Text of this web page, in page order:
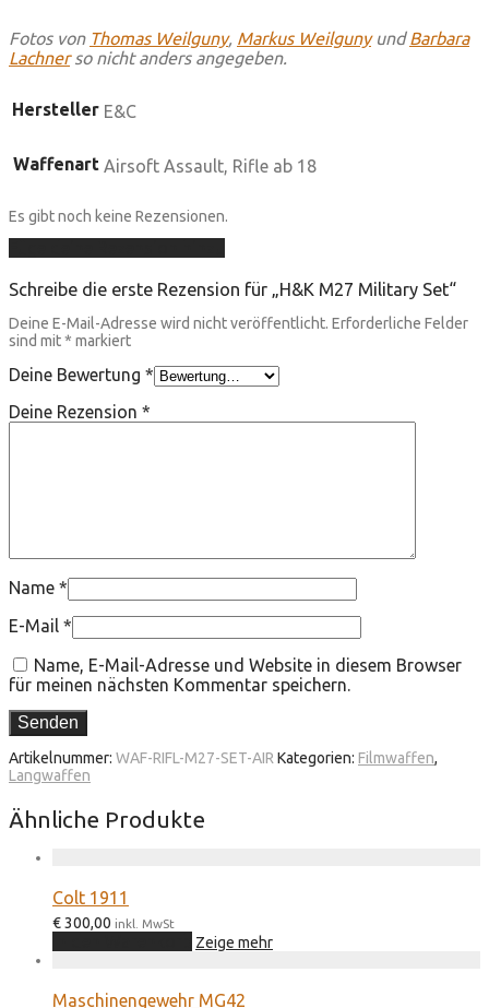
Fotos von Thomas Weilguny, Markus WeilgunyundBarbara
Lachnerso nicht anders angegeben.
Hersteller E&C
Waffenart Airsoft Assault, Rifle ab 18
Es gibt noch keine Rezensionen.
Schreibe die erste Rezension für „H&K M27 Military Set“
Deine E-Mail-Adresse wird nicht veröffentlicht. Erforderliche Felder
sind mit* markiert
Deine Bewertung *
Deine Rezension *
Name *
E-Mail *
Name, E-Mail-Adresse und Website in diesem Browser
für meinen nächsten Kommentar speichern.
Artikelnummer: WAF-RIFL-M27-SET-AIR Kategorien: Filmwaffen,
Langwaffen
Ähnliche Produkte
Colt 1911
€300,00 inkl. MwSt
Zeige mehr
Maschinengewehr MG42